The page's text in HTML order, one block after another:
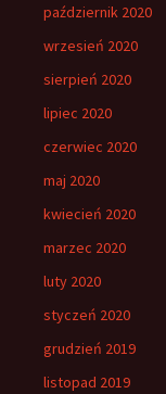
październik 2020
wrzesień 2020
sierpień 2020
lipiec 2020
czerwiec 2020
maj 2020
kwiecień 2020
marzec 2020
luty 2020
styczeń 2020
grudzień 2019
listopad 2019